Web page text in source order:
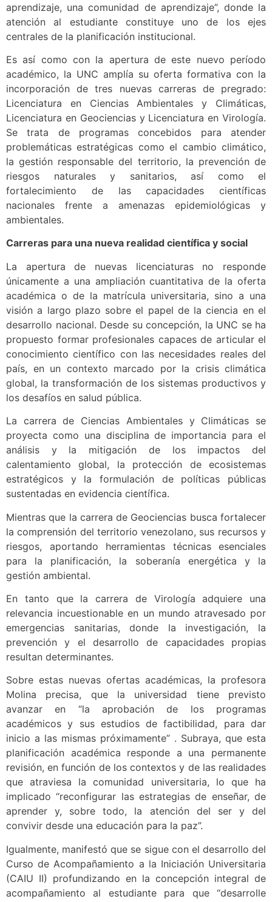
aprendizaje, una comunidad de aprendizaje”, donde la
atención al estudiante constituye uno de los ejes
centrales de la planificación institucional.
Es así como con la apertura de este nuevo período
académico, la UNC amplía su oferta formativa con la
incorporación de tres nuevas carreras de pregrado:
Licenciatura en Ciencias Ambientales y Climáticas,
Licenciatura en Geociencias y Licenciatura en Virología.
Se trata de programas concebidos para atender
problemáticas estratégicas como el cambio climático,
la gestión responsable del territorio, la prevención de
riesgos naturales y sanitarios, así como el
fortalecimiento de las capacidades científicas
nacionales frente a amenazas epidemiológicas y
ambientales.
Carreras para una nueva realidad científica y social
La apertura de nuevas licenciaturas no responde
únicamente a una ampliación cuantitativa de la oferta
académica o de la matrícula universitaria, sino a una
visión a largo plazo sobre el papel de la ciencia en el
desarrollo nacional. Desde su concepción, la UNC se ha
propuesto formar profesionales capaces de articular el
conocimiento científico con las necesidades reales del
país, en un contexto marcado por la crisis climática
global, la transformación de los sistemas productivos y
los desafíos en salud pública.
La carrera de Ciencias Ambientales y Climáticas se
proyecta como una disciplina de importancia para el
análisis y la mitigación de los impactos del
calentamiento global, la protección de ecosistemas
estratégicos y la formulación de políticas públicas
sustentadas en evidencia científica.
Mientras que la carrera de Geociencias busca fortalecer
la comprensión del territorio venezolano, sus recursos y
riesgos, aportando herramientas técnicas esenciales
para la planificación, la soberanía energética y la
gestión ambiental.
En tanto que la carrera de Virología adquiere una
relevancia incuestionable en un mundo atravesado por
emergencias sanitarias, donde la investigación, la
prevención y el desarrollo de capacidades propias
resultan determinantes.
Sobre estas nuevas ofertas académicas, la profesora
Molina precisa, que la universidad tiene previsto
avanzar en “la aprobación de los programas
académicos y sus estudios de factibilidad, para dar
inicio a las mismas próximamente” . Subraya, que esta
planificación académica responde a una permanente
revisión, en función de los contextos y de las realidades
que atraviesa la comunidad universitaria, lo que ha
implicado “reconfigurar las estrategias de enseñar, de
aprender y, sobre todo, la atención del ser y del
convivir desde una educación para la paz”.
Igualmente, manifestó que se sigue con el desarrollo del
Curso de Acompañamiento a la Iniciación Universitaria
(CAIU II) profundizando en la concepción integral de
acompañamiento al estudiante para que “desarrolle